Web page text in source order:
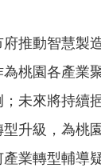
推動智慧製
桃園各產業
未來將持續
升級，為桃
業轉型輔導